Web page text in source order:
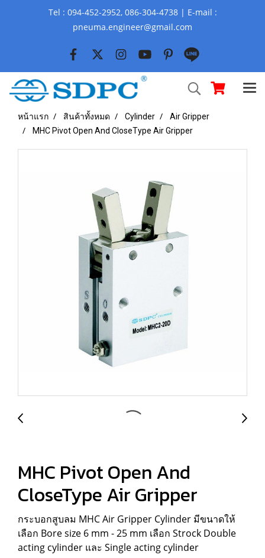
Tel : 094-452-2952, 086-304-4738 | E-mail :
pneuma.engineer@gmail.com
หน้าแรก สินค้าทั้งหมด Cylinder
Air Gripper
MHC Pivot Open And CloseType Air Gripper
MHC Pivot Open And
CloseType Air Gripper
กระบอกสูบลม MHC Air Gripper Cylinder มีขนาดให้
เลือก Bore size 6 mm - 25 mm เลือก Strock Double
acting cylinder และ Single acting cylinder